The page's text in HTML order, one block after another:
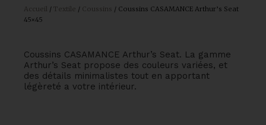
Accueil / Textile / Coussins / Coussins CASAMANCE Arthur’s Seat
45×45
Coussins CASAMANCE Arthur’s Seat. La gamme
Arthur’s Seat propose des couleurs variées, et
des détails minimalistes tout en apportant
légèreté a votre intérieur.